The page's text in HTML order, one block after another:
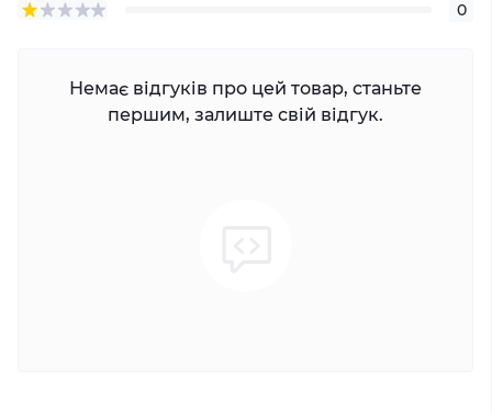
0
Немає відгуків про цей товар, станьте
першим, залиште свій відгук.